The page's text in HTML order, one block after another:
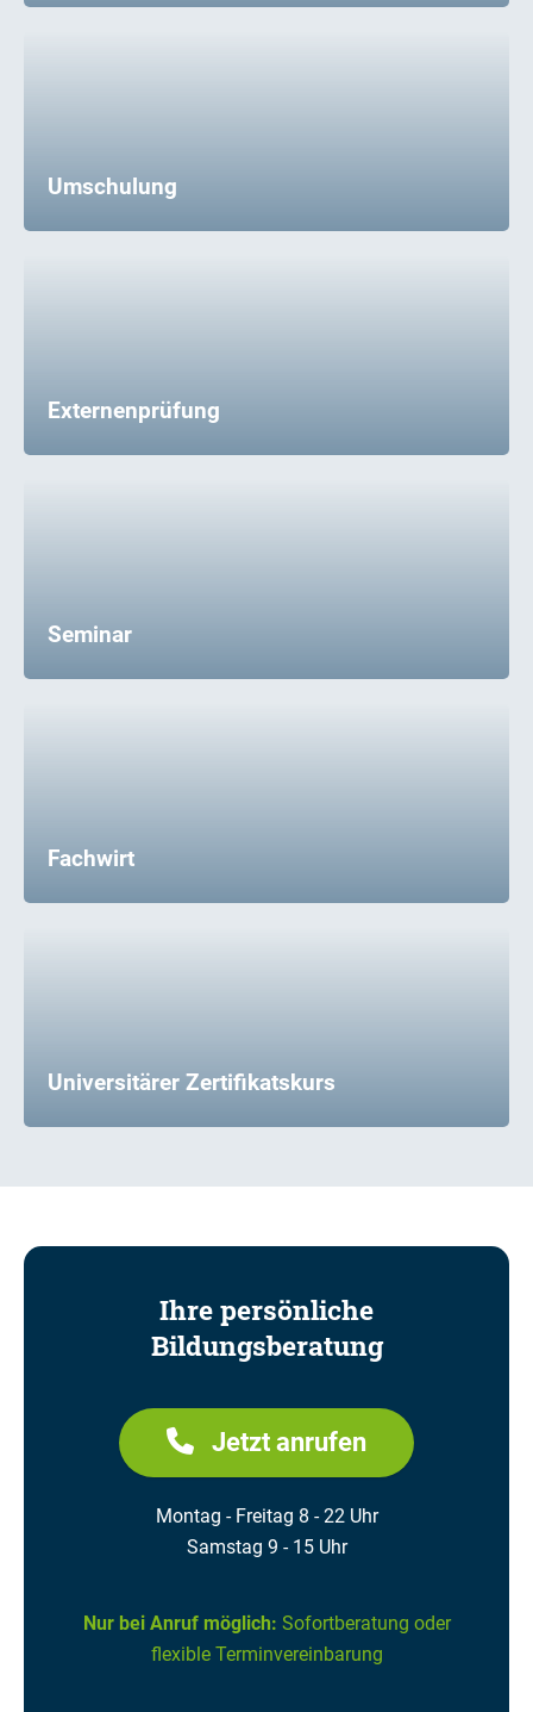
Umschulung
Externenprüfung
Seminar
Fachwirt
Universitärer Zertifikatskurs
Ihre persönliche
Bildungsberatung
Jetzt anrufen
Montag - Freitag 8 - 22 Uhr
Samstag 9 - 15 Uhr
Nur bei Anruf möglich: Sofortberatung oder
flexible Terminvereinbarung